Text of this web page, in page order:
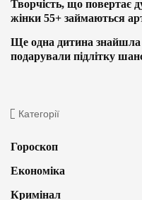
Творчість, що повертає
жінки 55+ займаються
Ще одна дитина знайшла
подарували підлітку
Категорії
Гороскоп
Економіка
Кримінал